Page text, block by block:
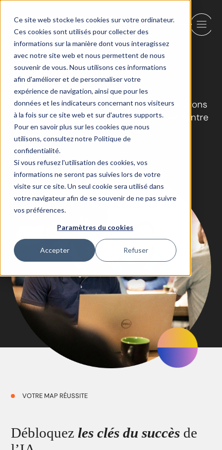
Ce site web stocke les cookies sur votre ordinateur.
Ces cookies sont utilisés pour collecter des
informations sur la manière dont vous interagissez
avec notre site web et nous permettent de nous
souvenir de vous. Nous utilisons ces informations
afin d'améliorer et de personnaliser votre
expérience de navigation, ainsi que pour les
données et les indicateurs concernant nos visiteurs
à la fois sur ce site web et sur d'autres supports.
Pour en savoir plus sur les cookies que nous
utilisons, consultez notre Politique de
confidentialité.
Si vous refusez l'utilisation des cookies, vos
informations ne seront pas suivies lors de votre
visite sur ce site. Un seul cookie sera utilisé dans
votre navigateur afin de se souvenir de ne pas suivre
vos préférences.
Paramètres du cookies
Accepter Refuser
Mon premier IA
Bienvenue à bord!
Vous avez fait un excellent choix. Découvrons
les merveilles de l’IA, où l’innovation rencontre
la créativité. Prêt pour le voyage?
VOTRE MAP RÉUSSITE
Débloquez les clés du succès de